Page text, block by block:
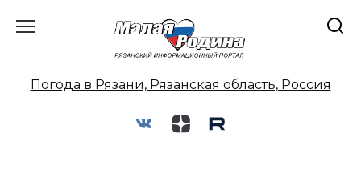
Погода в Рязани, Рязанская область, Россия